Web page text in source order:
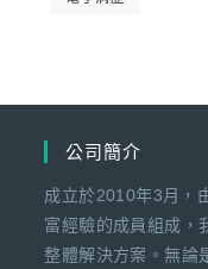
公司簡介
成立於2010年3月，
富經驗的成員組成，
整體解決方案。無論